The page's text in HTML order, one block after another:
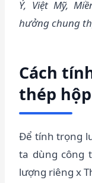
Ý, Việt Mỹ,
hưởng chung
Cách
thép hộp
Để tính trọng
ta dùng công
lượng riêng x